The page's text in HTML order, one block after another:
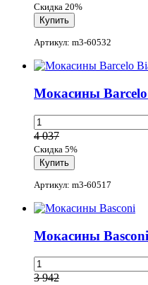
Скидка 20%
Артикул: m3-60532
Мокасины
4 037
Скидка 5%
Артикул: m3-60517
Мокасины Basconi
3 942